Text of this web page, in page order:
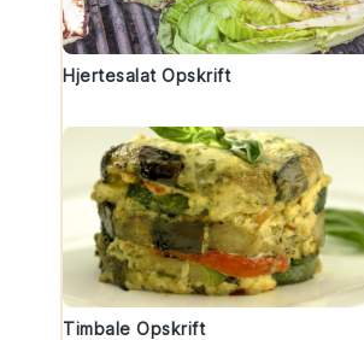
Hjertesalat Opskrift
Timbale Opskrift